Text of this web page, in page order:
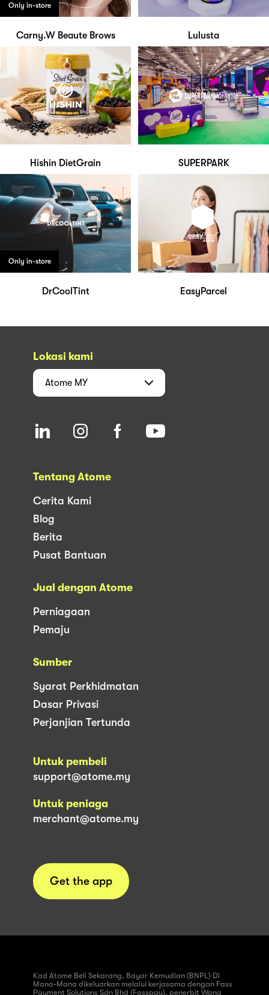
Only in-store
Carny.W Beaute Brows Lulusta
Hishin DietGrain SUPERPARK
Only in-store
DrCoolTint EasyParcel
Lokasi kami
Atome MY
Tentang Atome
Cerita Kami
Blog
Berita
Pusat Bantuan
Jual dengan Atome
Perniagaan
Pemaju
Sumber
Syarat Perkhidmatan
Dasar Privasi
Perjanjian Tertunda
Untuk pembeli
support@atome.my
Untuk peniaga
merchant@atome.my
Get the app
Kad Atome Beli Sekarang, Bayar Kemudian (BNPL) Di
Mana-Mana dikeluarkan melalui kerjasama dengan Fass
Payment Solutions Sdn Bhd (Fasspay), penerbit Wang